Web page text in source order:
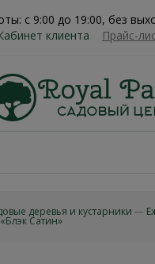
с 9:00 до 19:00, без
клиента
Прайс-
деревья и кустарники
Сатин»